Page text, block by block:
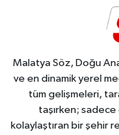
Malatya Söz, Doğu
ve en dinamik yerel
tüm gelişmeleri,
taşırken;
kolaylaştıran bir şehir